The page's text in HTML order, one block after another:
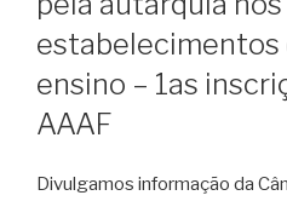
estabelecimentos
ensino – 1as
AAAF
Divulgamos informação da